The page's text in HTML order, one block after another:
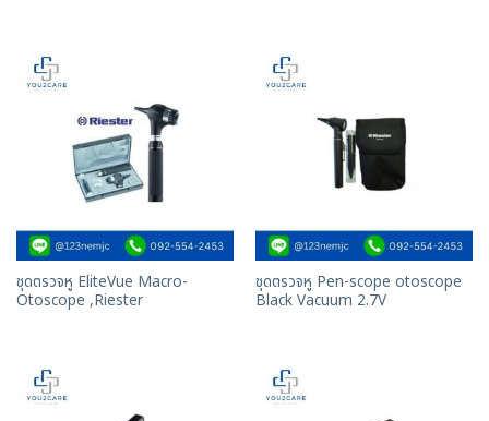
ชุดตรวจหู EliteVue Macro-
Otoscope ,Riester
ชุดตรวจหู Pen-scope otoscope
Black Vacuum 2.7V